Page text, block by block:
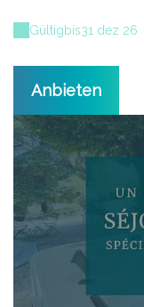
Gültigbis31 dez 26
Anbieten